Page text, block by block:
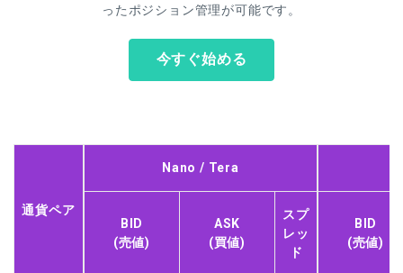
ったポジション管理が可能です。
今すぐ始める
通貨ペア
Nano / Tera
BID
(売値)
ASK
(買値)
スプ
レッ
ド
BID
(売値)